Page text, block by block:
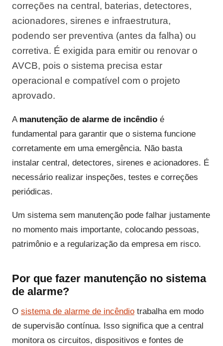
correções na central, baterias, detectores,
acionadores, sirenes e infraestrutura,
podendo ser preventiva (antes da falha) ou
corretiva. É exigida para emitir ou renovar o
AVCB, pois o sistema precisa estar
operacional e compatível com o projeto
aprovado.
A manutenção de alarme de incêndio é
fundamental para garantir que o sistema funcione
corretamente em uma emergência. Não basta
instalar central, detectores, sirenes e acionadores. É
necessário realizar inspeções, testes e correções
periódicas.
Um sistema sem manutenção pode falhar justamente
no momento mais importante, colocando pessoas,
patrimônio e a regularização da empresa em risco.
Por que fazer manutenção no sistema
de alarme?
O sistema de alarme de incêndio trabalha em modo
de supervisão contínua. Isso significa que a central
monitora os circuitos, dispositivos e fontes de